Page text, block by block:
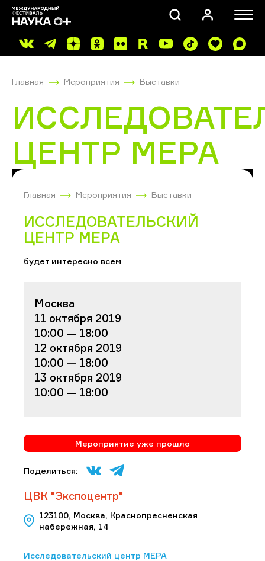
ПОИСК
Главная Мероприятия Выставки
ЦЕНТР МЕРА
Главная Мероприятия Выставки
ИССЛЕДОВАТЕЛЬСКИЙ
ЦЕНТР МЕРА
будет интересно всем
Москва
11 октября 2019
10:00 — 18:00
12 октября 2019
10:00 — 18:00
13 октября 2019
10:00 — 18:00
Мероприятие уже прошло
Поделиться:
ЦВК "Экспоцентр"
123100, Москва, Краснопресненская
набережная, 14
Исследовательский центр МЕРА